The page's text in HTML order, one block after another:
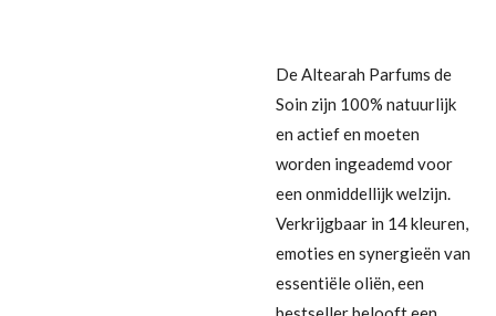
De Altearah Parfums de
Soin zijn 100% natuurlijk
en actief en moeten
worden ingeademd voor
een onmiddellijk welzijn.
Verkrijgbaar in 14 kleuren,
emoties en synergieën van
essentiële oliën, een